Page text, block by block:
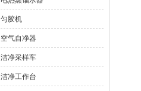
匀胶机
空气自净器
洁净采样车
洁净工作台